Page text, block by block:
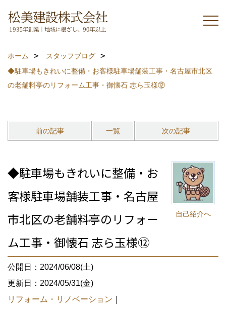
ホーム
スタッフブログ
◆駐車場もきれいに整備・お客様駐車場舗装工事・名古屋市北区
の老舗料亭のリフォーム工事・御懐石 志ら玉様⑫
前の記事 一覧 次の記事
自己紹介へ
◆駐車場もきれいに整備・お
客様駐車場舗装工事・名古屋
市北区の老舗料亭のリフォー
ム工事・御懐石 志ら玉様⑫
公開日：2024/06/08(土)
更新日：2024/05/31(金)
リフォーム・リノベーション